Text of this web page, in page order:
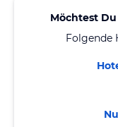
Möchtest
Folgende